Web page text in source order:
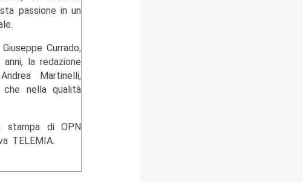
passione in un
Currado,
la redazione
Martinelli,
nella qualità
stampa di OPN
TELEMIA.